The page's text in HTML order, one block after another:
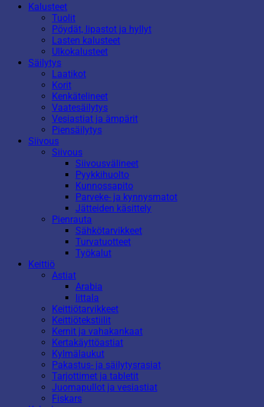
Kalusteet
Tuolit
Pöydät, lipastot ja hyllyt
Lasten kalusteet
Ulkokalusteet
Säilytys
Laatikot
Korit
Kenkätelineet
Vaatesäilytys
Vesiastiat ja ämpärit
Piensäilytys
Siivous
Siivous
Siivousvälineet
Pyykkihuolto
Kunnossapito
Parveke- ja kynnysmatot
Jätteiden käsittely
Pienrauta
Sähkötarvikkeet
Turvatuotteet
Työkalut
Keittiö
Astiat
Arabia
Iittala
Keittiötarvikkeet
Keittiötekstiilit
Kernit ja vahakankaat
Kertakäyttöastiat
Kylmälaukut
Pakastus- ja säilytysrasiat
Tarjottimet ja tabletit
Juomapullot ja vesiastiat
Fiskars